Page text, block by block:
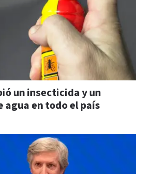
un insecticida y un
agua en todo el país